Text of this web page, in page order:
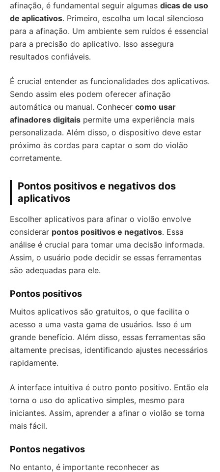
afinação, é fundamental seguir algumas dicas de uso
de aplicativos. Primeiro, escolha um local silencioso
para a afinação. Um ambiente sem ruídos é essencial
para a precisão do aplicativo. Isso assegura
resultados confiáveis.
É crucial entender as funcionalidades dos aplicativos.
Sendo assim eles podem oferecer afinação
automática ou manual. Conhecer como usar
afinadores digitais permite uma experiência mais
personalizada. Além disso, o dispositivo deve estar
próximo às cordas para captar o som do violão
corretamente.
Pontos positivos e negativos dos
aplicativos
Escolher aplicativos para afinar o violão envolve
considerar pontos positivos e negativos. Essa
análise é crucial para tomar uma decisão informada.
Assim, o usuário pode decidir se essas ferramentas
são adequadas para ele.
Pontos positivos
Muitos aplicativos são gratuitos, o que facilita o
acesso a uma vasta gama de usuários. Isso é um
grande benefício. Além disso, essas ferramentas são
altamente precisas, identificando ajustes necessários
rapidamente.
A interface intuitiva é outro ponto positivo. Então ela
torna o uso do aplicativo simples, mesmo para
iniciantes. Assim, aprender a afinar o violão se torna
mais fácil.
Pontos negativos
No entanto, é importante reconhecer as